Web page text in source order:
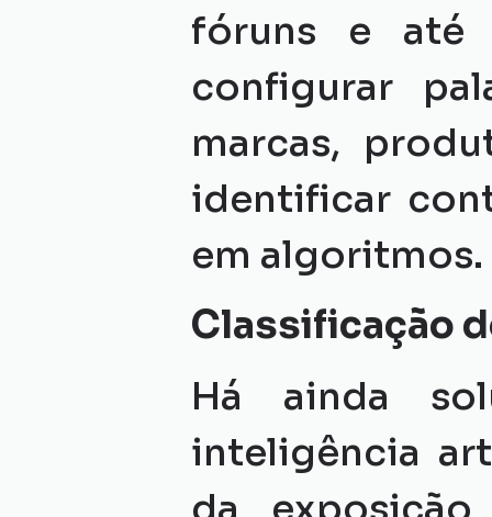
fóruns e até
configurar
marcas,
identificar
em algoritmos.
Classificação
Há ainda
inteligência